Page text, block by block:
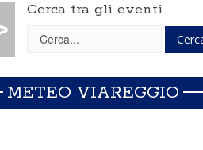
Cerca tra gli eventi
METEO VIAREGGIO